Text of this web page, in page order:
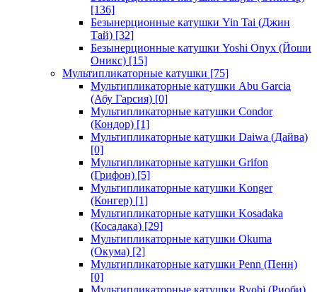
[136]
Безынерционные катушки Yin Tai (Джин
Тай) [32]
Безынерционные катушки Yoshi Onyx (Йоши
Оникс) [15]
Мультипликаторные катушки [75]
Мультипликаторные катушки Abu Garcia
(Абу Гарсия) [0]
Мультипликаторные катушки Condor
(Кондор) [1]
Мультипликаторные катушки Daiwa (Дайва)
[0]
Мультипликаторные катушки Grifon
(Грифон) [5]
Мультипликаторные катушки Konger
(Конгер) [1]
Мультипликаторные катушки Kosadaka
(Косадака) [29]
Мультипликаторные катушки Okuma
(Окума) [2]
Мультипликаторные катушки Penn (Пенн)
[0]